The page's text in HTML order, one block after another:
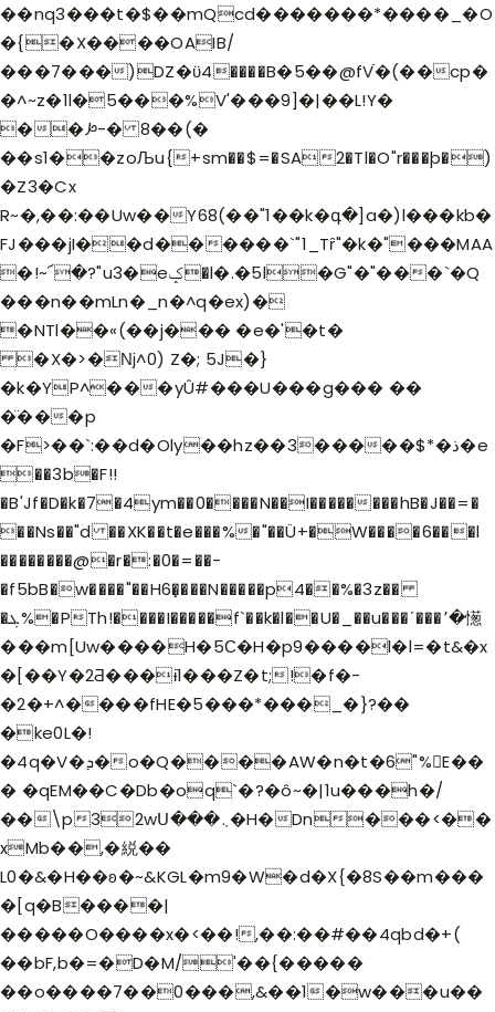
��nq3���t�$��mQcd�������*����_�O
�{�X����OAIB/
���7���)DZ�ϋ4����B�5��@fVֿ�(��cp�
�^~z�1l�5���%V'���9]�|��L!Y�
��ꛊ-� 8��(�
��s1��zoЉu{+sm��$=�SA2�Tl�O"r���þ�)
�Z3�Cx
R~�,��:��Uw��Y68(��"1��k�գ�]a�)l���kb�
FJ���jI��d������`"1_Tȓ"�k�"���MAA
�!~՜�?"u3�eݤ�l�.�5l�G"�"���`�Q
���n��mLn�_n�^q�ex)�
�NTl��«(��j��� �e�'�t�
�X�>�ǋ^0) Z�; 5J�}
�k�YP^���yÛ#���U���g��� ��
�̈���p
�F>��`:��d�Oly��hz��3�����$*�ذ�e
��3b�F!!
�B'Jf�D�k�7�4ym��0����N��I��������hB�J��=�
��Ns��"d ��XK��t�e���%�"��Ü+�W����6���l
��������@�r�:�0�=��-
�f5bB�w����"��H6�̝���N�����p4��%�3z��
�ܓ%�PTh!����I�����f`��k�l��U�_��u���ʹ���٬�憽
���m[Uw����H�5С�H�p9����l�l=�t&�x
�[��Y�2Ƌ���ɨ1���Z�t;!�f�-
�2�+^����fHE�5���*���_�}?��
�ke0L�!
�4q�V�ܕ�o�Q����AW�n�t�6"%E��
� �qEM��C�Db�oq`�?�ô~�|1u���h�/
��\p32wՍ���܆�H�Dn���<��
xMb��,�綐��
L0�&�H��ʚ�~&KGL�m9�W�d�X{�8S��m���
�[q�B����|
�����O����x�<��!,��:��#��4qbd�+(
��bF,b�=�D�M/'��{�����
��o����7��0���,&��1�w���u��